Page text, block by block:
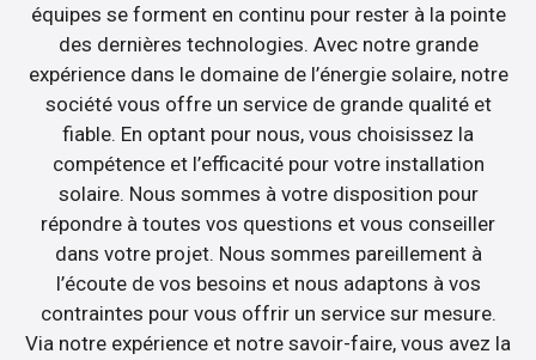
équipes se forment en continu pour rester à la pointe
des dernières technologies. Avec notre grande
expérience dans le domaine de l’énergie solaire, notre
société vous offre un service de grande qualité et
fiable. En optant pour nous, vous choisissez la
compétence et l’efficacité pour votre installation
solaire. Nous sommes à votre disposition pour
répondre à toutes vos questions et vous conseiller
dans votre projet. Nous sommes pareillement à
l’écoute de vos besoins et nous adaptons à vos
contraintes pour vous offrir un service sur mesure.
Via notre expérience et notre savoir-faire, vous avez la